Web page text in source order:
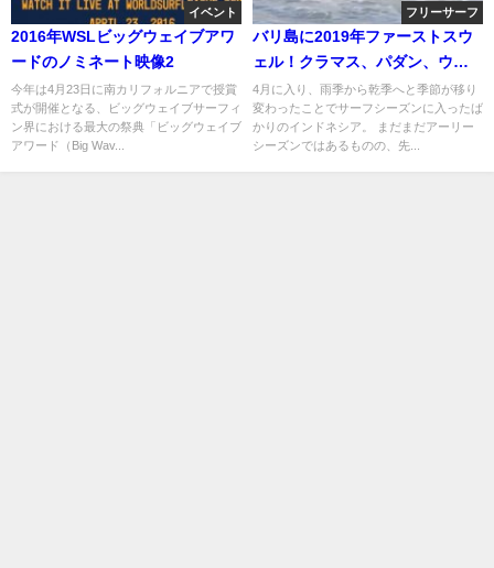
イベント
2016年WSLビッグウェイブアワ
ードのノミネート映像2
今年は4月23日に南カリフォルニアで授賞
式が開催となる、ビッグウェイブサーフィ
ン界における最大の祭典「ビッグウェイブ
アワード（Big Wav...
フリーサーフ
バリ島に2019年ファーストスウ
ェル！クラマス、パダン、ウル
ワツ
4月に入り、雨季から乾季へと季節が移り
変わったことでサーフシーズンに入ったば
かりのインドネシア。 まだまだアーリー
シーズンではあるものの、先...